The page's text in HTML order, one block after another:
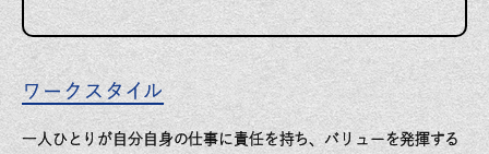
ワークスタイル
一人ひとりが自分自身の仕事に責任を持ち、バリューを発揮する